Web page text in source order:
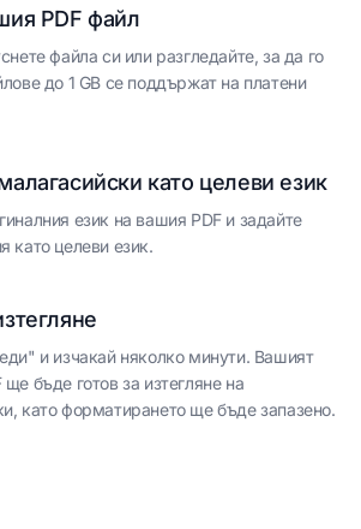
PDF файл
файла си или разгледайте, за да го
до 1 GB се поддържат на платени
като целеви език
език на вашия PDF и задайте
като целеви език.
и изчакай няколко минути. Вашият
бъде готов за изтегляне на
като форматирането ще бъде запазено.